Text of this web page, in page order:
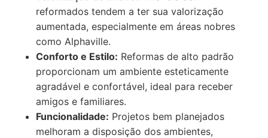
reformados tendem a ter sua valorização
aumentada, especialmente em áreas nobres
como Alphaville.
Conforto e Estilo: Reformas de alto padrão
proporcionam um ambiente esteticamente
agradável e confortável, ideal para receber
amigos e familiares.
Funcionalidade: Projetos bem planejados
melhoram a disposição dos ambientes,